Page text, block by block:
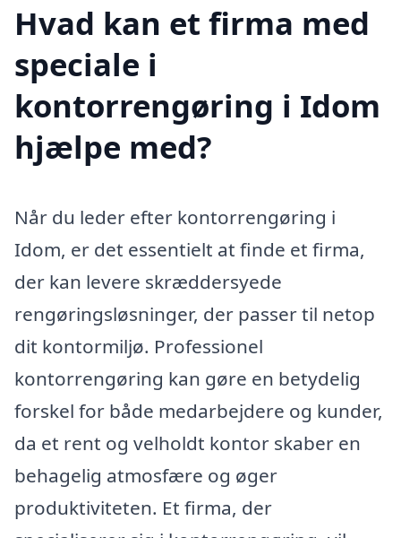
Hvad kan et firma med
speciale i
kontorrengøring i Idom
hjælpe med?
Når du leder efter kontorrengøring i
Idom, er det essentielt at finde et firma,
der kan levere skræddersyede
rengøringsløsninger, der passer til netop
dit kontormiljø. Professionel
kontorrengøring kan gøre en betydelig
forskel for både medarbejdere og kunder,
da et rent og velholdt kontor skaber en
behagelig atmosfære og øger
produktiviteten. Et firma, der